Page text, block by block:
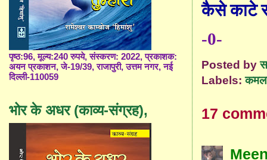
कैसे काटे
-0-
Posted by
Labels:
17
पृष्ठ:96, मूल्य:240 रुपये, संस्करण: 2022, प्रकाशक:
अयन प्रकाशन, जे-19/39, राजापुरी, उत्तम नगर, नई
दिल्ली-110059
भोर के अधर (काव्य-संग्रह),